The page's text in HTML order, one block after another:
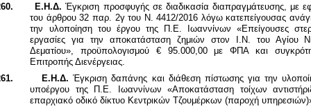
Ε.Η.Δ.Έγκριση προσφυγής σε διαδικασία διαπραγμάτευσης, με
του άρθρου 32 παρ. 2γ του Ν. 4412/2016 λόγω κατεπείγουσας
την υλοποίηση του έργου της
Π.Ε. Ιωαννίνων «Επείγουσες
εργασίες για την αποκατάσταση ζημιών στον Ι.Ν. του Αγίου
Δεματίου», προϋπολογισμού € 95.000,00 με ΦΠΑ και
Επιτροπής Διενέργειας.
Ε.Η.Δ.Έγκριση δαπάνης και διάθεση πίστωσης για την
υποέργου της Π.Ε. Ιωαννίνων «Αποκατάσταση τοίχων
επαρχιακό οδικό δίκτυο Κεντρικών Τζουμέρκων (παροχή